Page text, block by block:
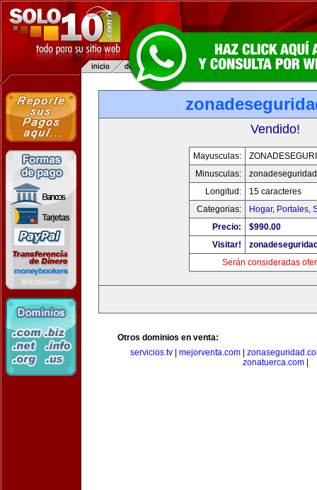
Vendido!
Mayusculas:
Minusculas:
Longitud:
15 caracteres
Categorias:
Hogar, Portales,
Precio:
$990.00
Visitar!
Serán consideradas
Otros dominios en venta:
servicios.tv| mejorventa.com|
zonatuerca.com|